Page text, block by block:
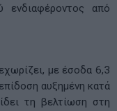
ενδιαφέροντος από
με έσοδα 6,3
αυξημένη κατά
τη βελτίωση στη